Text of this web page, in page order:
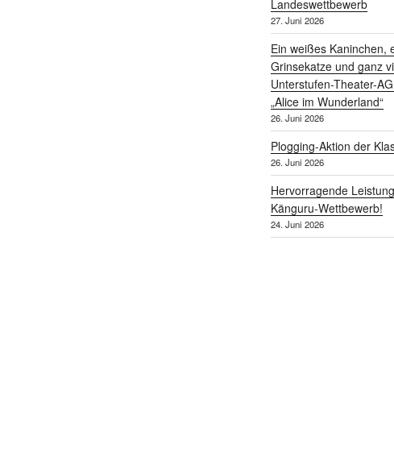
Landeswettbewerb
27. Juni 2026
Ein weißes Kaninchen,
Grinsekatze und ganz
Unterstufen-Theater-
„Alice im Wunderland“
26. Juni 2026
Plogging-Aktion der
26. Juni 2026
Hervorragende
Känguru-Wettbewerb!
24. Juni 2026